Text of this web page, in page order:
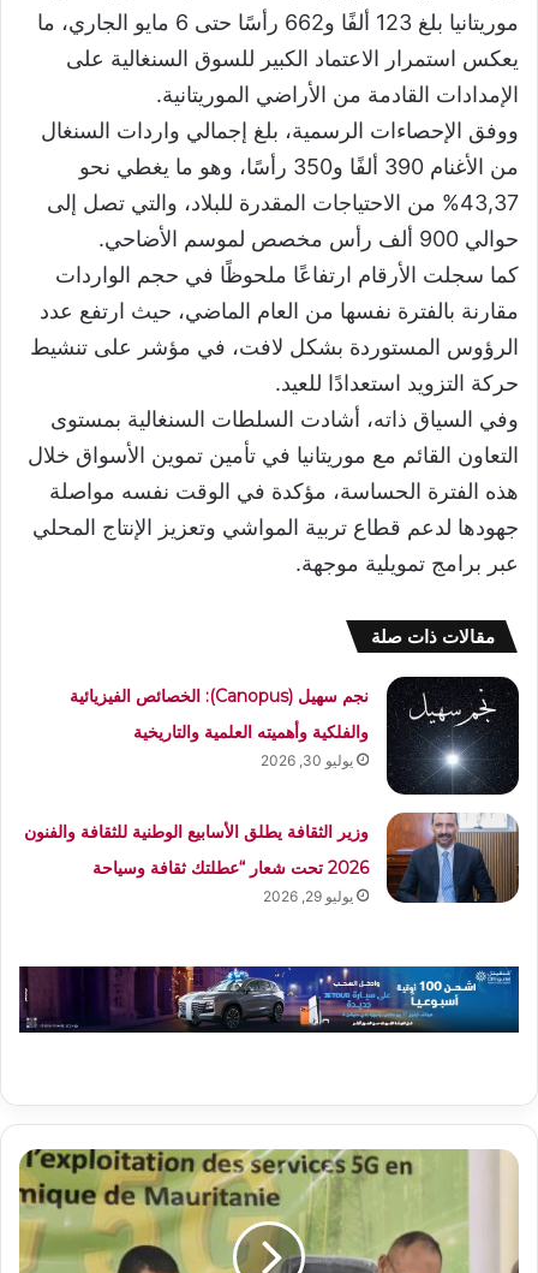
موريتانيا بلغ 123 ألفًا و662 رأسًا حتى 6 مايو الجاري، ما
يعكس استمرار الاعتماد الكبير للسوق السنغالية على
الإمدادات القادمة من الأراضي الموريتانية.
ووفق الإحصاءات الرسمية، بلغ إجمالي واردات السنغال
من الأغنام 390 ألفًا و350 رأسًا، وهو ما يغطي نحو
43,37% من الاحتياجات المقدرة للبلاد، والتي تصل إلى
حوالي 900 ألف رأس مخصص لموسم الأضاحي.
كما سجلت الأرقام ارتفاعًا ملحوظًا في حجم الواردات
مقارنة بالفترة نفسها من العام الماضي، حيث ارتفع عدد
الرؤوس المستوردة بشكل لافت، في مؤشر على تنشيط
حركة التزويد استعدادًا للعيد.
وفي السياق ذاته، أشادت السلطات السنغالية بمستوى
التعاون القائم مع موريتانيا في تأمين تموين الأسواق خلال
هذه الفترة الحساسة، مؤكدة في الوقت نفسه مواصلة
جهودها لدعم قطاع تربية المواشي وتعزيز الإنتاج المحلي
عبر برامج تمويلية موجهة.
مقالات ذات صلة
نجم سهيل (Canopus): الخصائص الفيزيائية
والفلكية وأهميته العلمية والتاريخية
يوليو 30, 2026
وزير الثقافة يطلق الأسابيع الوطنية للثقافة والفنون
2026 تحت شعار “عطلتك ثقافة وسياحة
يوليو 29, 2026
شنقيتل
بتوقيع